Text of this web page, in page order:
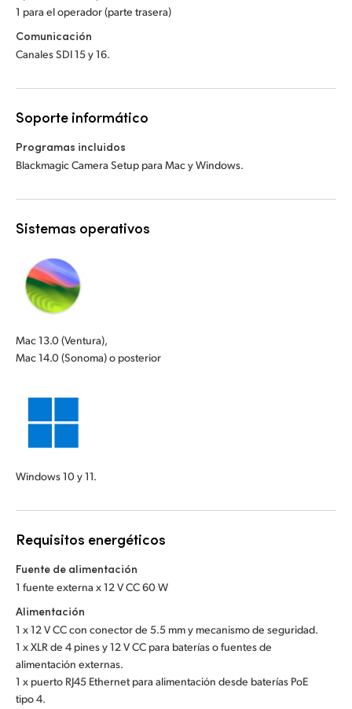
1 para el operador (parte trasera)
Comunicación
Canales SDI 15 y 16.
Soporte informático
Programas incluidos
Blackmagic Camera Setup para Mac y Windows.
Sistemas operativos
Mac 13.0 (Ventura),
Mac 14.0 (Sonoma) o posterior
Windows 10 y 11.
Requisitos energéticos
Fuente de alimentación
1 fuente externa x 12 V CC 60 W
Alimentación
1 x 12 V CC con conector de 5.5 mm y mecanismo de seguridad.
1 x XLR de 4 pines y 12 V CC para baterías o fuentes de
alimentación externas.
1 x puerto RJ45 Ethernet para alimentación desde baterías PoE
tipo 4.